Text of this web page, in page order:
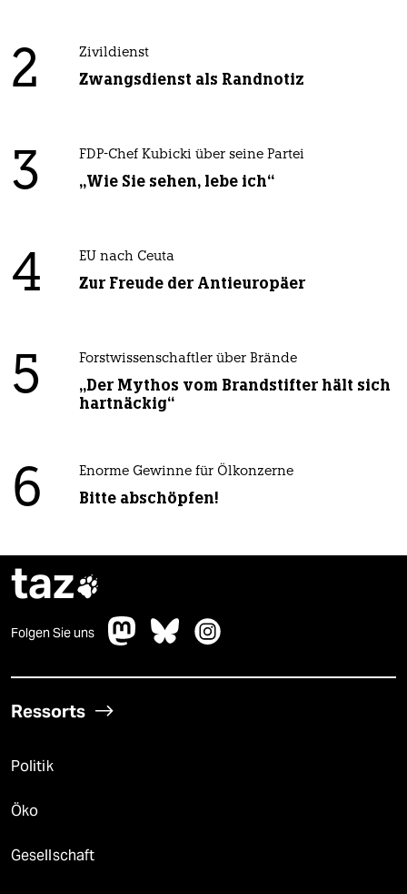
2 Zivildienst
Zwangsdienst als Randnotiz
3 FDP-Chef Kubicki über seine Partei
„Wie Sie sehen, lebe ich“
4 EU nach Ceuta
Zur Freude der Antieuropäer
5 Forstwissenschaftler über Brände
„Der Mythos vom Brandstifter hält sich
hartnäckig“
6 Enorme Gewinne für Ölkonzerne
Bitte abschöpfen!
taz
Folgen Sie uns
Ressorts
Politik
Öko
Gesellschaft